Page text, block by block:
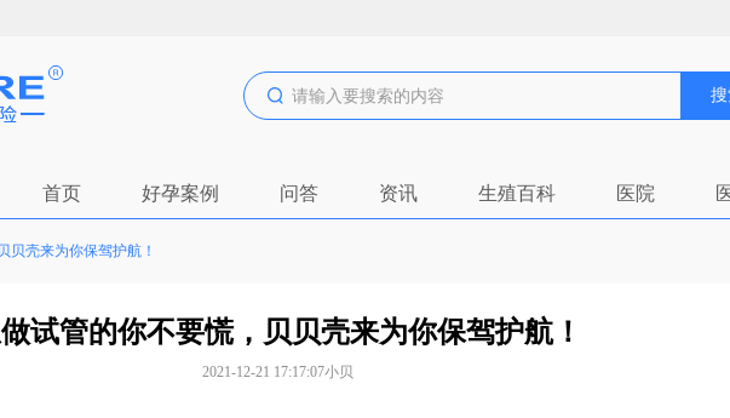
首页 好孕案例 问答 资讯 生殖百科 医院
贝壳来为你保驾护航！
试管的你不要慌，贝贝壳来为你保驾护航！
2021-12-21 17:17:07小贝